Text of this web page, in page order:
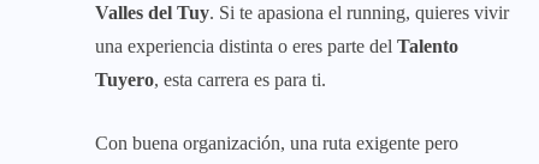
Valles del Tuy. Si te apasiona el running, quieres vivir
una experiencia distinta o eres parte del Talento
Tuyero, esta carrera es para ti.
Con buena organización, una ruta exigente pero